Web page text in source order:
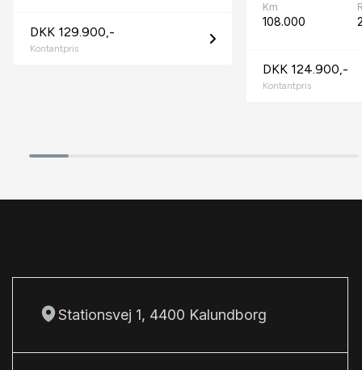
DKK 129.900,-
Kontantpris
Km
108.000
DKK 124.900,-
Kontantpris
Stationsvej 1, 4400 Kalundborg